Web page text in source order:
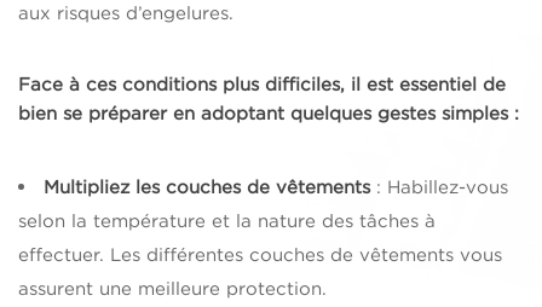
aux risques d’engelures.
Face à ces conditions plus difficiles, il est essentiel de
bien se préparer en adoptant quelques gestes simples :
Multipliez les couches de vêtements: Habillez-vous
selon la température et la nature des tâches à
effectuer. Les différentes couches de vêtements vous
assurent une meilleure protection.